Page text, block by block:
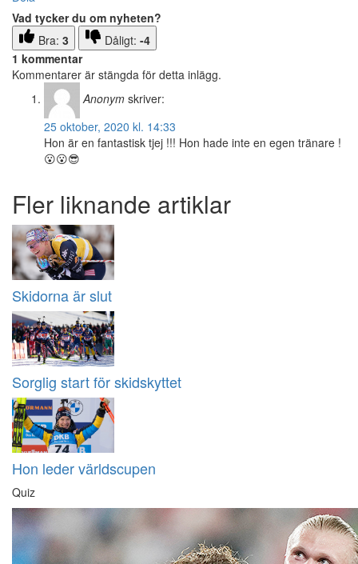
Vad tycker du om nyheten?
Bra: 3 Dåligt: -4
1 kommentar
Kommentarer är stängda för detta inlägg.
Anonym skriver:
25 oktober, 2020 kl. 14:33
Hon är en fantastisk tjej !!! Hon hade inte en egen tränare !
😮😮😎
Fler liknande artiklar
Skidorna är slut
Sorglig start för skidskyttet
Hon leder världscupen
Quiz